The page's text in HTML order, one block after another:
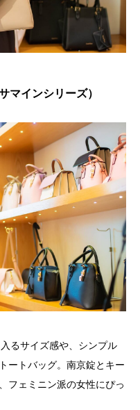
マインシリーズ）
るサイズ感や、シンプル
ートバッグ。南京錠とキー
フェミニン派の女性にぴっ